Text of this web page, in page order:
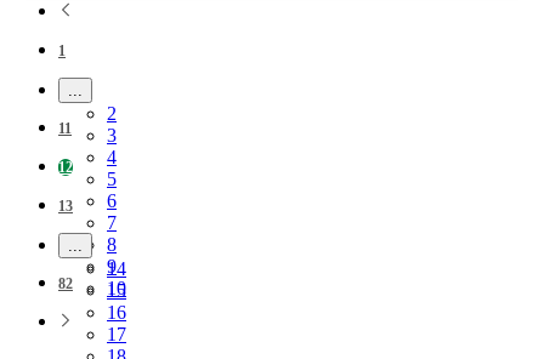
Página
1
...
Páginas intermediárias Usar ABA para navegar.
Página
2
Página
3
Página
4
Página
5
Página
6
Página
7
Página
8
Página
9
Página
10
Página
11
Página
12
Página
13
...
Páginas intermediárias Usar ABA para navegar.
Página
14
Página
15
Página
16
Página
17
Página
82